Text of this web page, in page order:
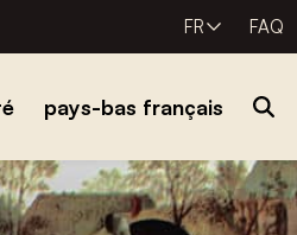
FR FAQ
pays-bas français